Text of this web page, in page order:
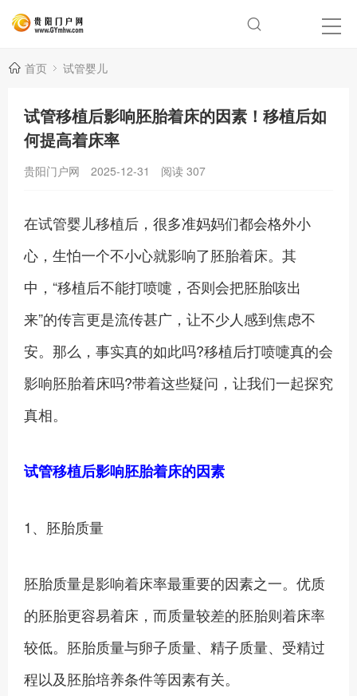
首页 试管婴儿
试管移植后影响胚胎着床的因素！移植后如
何提高着床率
贵阳门户网 2025-12-31 阅读 307
在试管婴儿移植后，很多准妈妈们都会格外小
心，生怕一个不小心就影响了胚胎着床。其
中，“移植后不能打喷嚏，否则会把胚胎咳出
来”的传言更是流传甚广，让不少人感到焦虑不
安。那么，事实真的如此吗?移植后打喷嚏真的会
影响胚胎着床吗?带着这些疑问，让我们一起探究
真相。
试管移植后影响胚胎着床的因素
1、胚胎质量
胚胎质量是影响着床率最重要的因素之一。优质
的胚胎更容易着床，而质量较差的胚胎则着床率
较低。胚胎质量与卵子质量、精子质量、受精过
程以及胚胎培养条件等因素有关。